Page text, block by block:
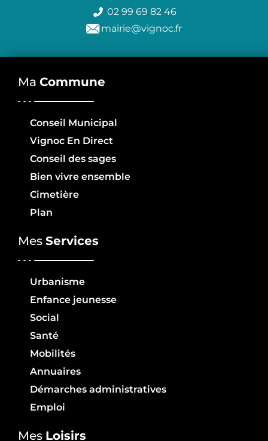
02 99 69 82 46
mairie@vignoc.fr
Ma Commune
Conseil Municipal
Vignoc En Direct
Conseil des sages
Bien vivre ensemble
Cimetière
Plan
Mes Services
Urbanisme
Enfance jeunesse
Social
Santé
Mobilités
Annuaires
Démarches administratives
Emploi
Mes Loisirs